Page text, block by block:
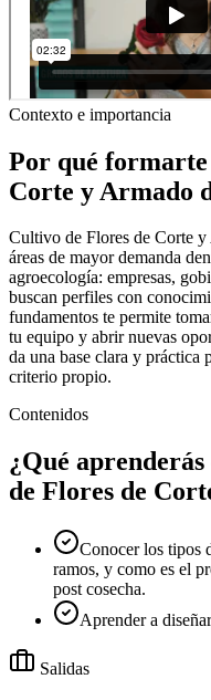
Contexto e importancia
Por qué formarte
Corte y Armado
Cultivo de Flores de Corte y
áreas de mayor demanda
agroecología: empresas,
buscan perfiles con
fundamentos te permite
tu equipo y abrir nuevas
da una base clara y práctica
criterio propio.
Contenidos
¿Qué aprenderás
de Flores de
Conocer los tipos
ramos, y como es el
post cosecha.
Aprender a
Salidas